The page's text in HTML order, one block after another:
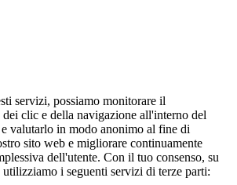
servizi, possiamo monitorare il
dei clic e della navigazione all'interno del
valutarlo in modo anonimo al fine di
sito web e migliorare continuamente
dell'utente. Con il tuo consenso, su
i seguenti servizi di terze parti: